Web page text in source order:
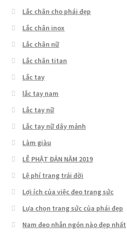
Lắc chân cho phái đẹp
Lắc chân inox
Lắc chân nữ
Lắc chân titan
Lắc tay
lắc tay nam
Lắc tay nữ
Lắc tay nữ dây mảnh
Làm giàu
LỄ PHẬT ĐẢN NĂM 2019
Lệ phí trang trải đời
Lợi ích của việc đeo trang sức
Lựa chọn trang sức của phái đẹp
Nam đeo nhẫn ngón nào đẹp nhất